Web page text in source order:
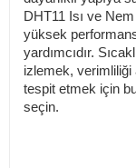
DHT11 Isı ve
yüksek
yardımcıdır.
izlemek, verimliliği
tespit etmek için
seçin.